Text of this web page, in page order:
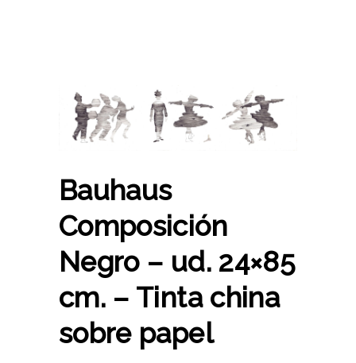
Bauhaus
Composición
Negro – ud. 24×85
cm. – Tinta china
sobre papel